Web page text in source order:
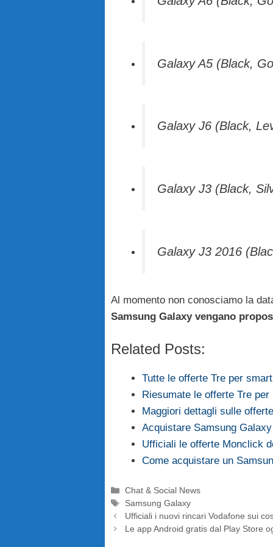
Galaxy A5 (Black,
Galaxy J6 (Black,
Galaxy J3 (Black,
Galaxy J3 2016
Al momento non conosciamo la
Samsung Galaxy vengano
Related Posts:
Tutte le offerte Tre per
Riesumate le offerte Tre
Maggiori dettagli sulle
Acquistare Samsung
Ufficiali le offerte Monclick
Come acquistare un
Categorie
Chat & Social News
Tag
Samsung Galaxy
Ufficiali i nuovi rincari Vodafone sui
Le app Android gratis dal Play Store